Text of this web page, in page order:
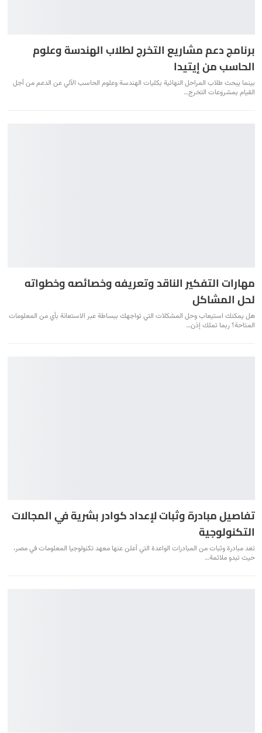
برنامج دعم مشاريع التخرج لطلاب الهندسة وعلوم
الحاسب من إيتيدا
بينما يبحث طلاب المراحل النهائية بكليات الهندسة وعلوم الحاسب الآلي عن الدعم من أجل
القيام بمشروعات التخرج…
مهارات التفكير الناقد وتعريفه وخصائصه وخطواته
لحل المشاكل
هل يمكنك استيعاب وحل المشكلات التي تواجهك ببساطة عبر الاستعانة بأي من المعلومات
المتاحة؟ ربما تملك إذن…
تفاصيل مبادرة وثبات لإعداد كوادر بشرية في المجالات
التكنولوجية
تعد مبادرة وثبات من المبادرات الواعدة التي أعلن عنها معهد تكنولوجيا المعلومات في مصر،
حيث تبدو ملائمة…